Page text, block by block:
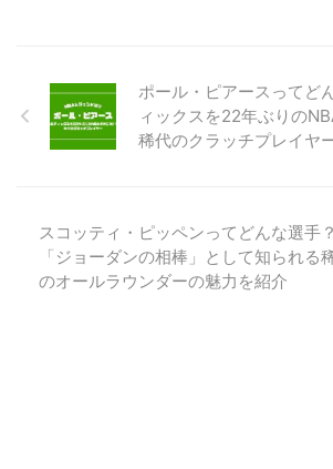
ますので ...
の中でも突出したスコアリング能
力を持った往年のNBAレジェンド
です。 ただ、活躍していたのが
しょうか？ そこでこの記事で
は、そんな「ジョージ・ガービ
ン」が現役時代どんな選手だった
のかをご紹介していこうと思いま
ポール・ピアースってど
ィックスを22年ぶりの
稀代のクラッチプレイヤ
スコッティ・ピッペンってどんな選手？
「ジョーダンの相棒」として知られる
のオールラウンダーの魅力を紹介